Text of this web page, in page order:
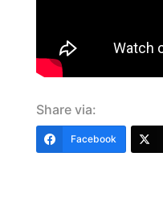
Share via:
Facebook